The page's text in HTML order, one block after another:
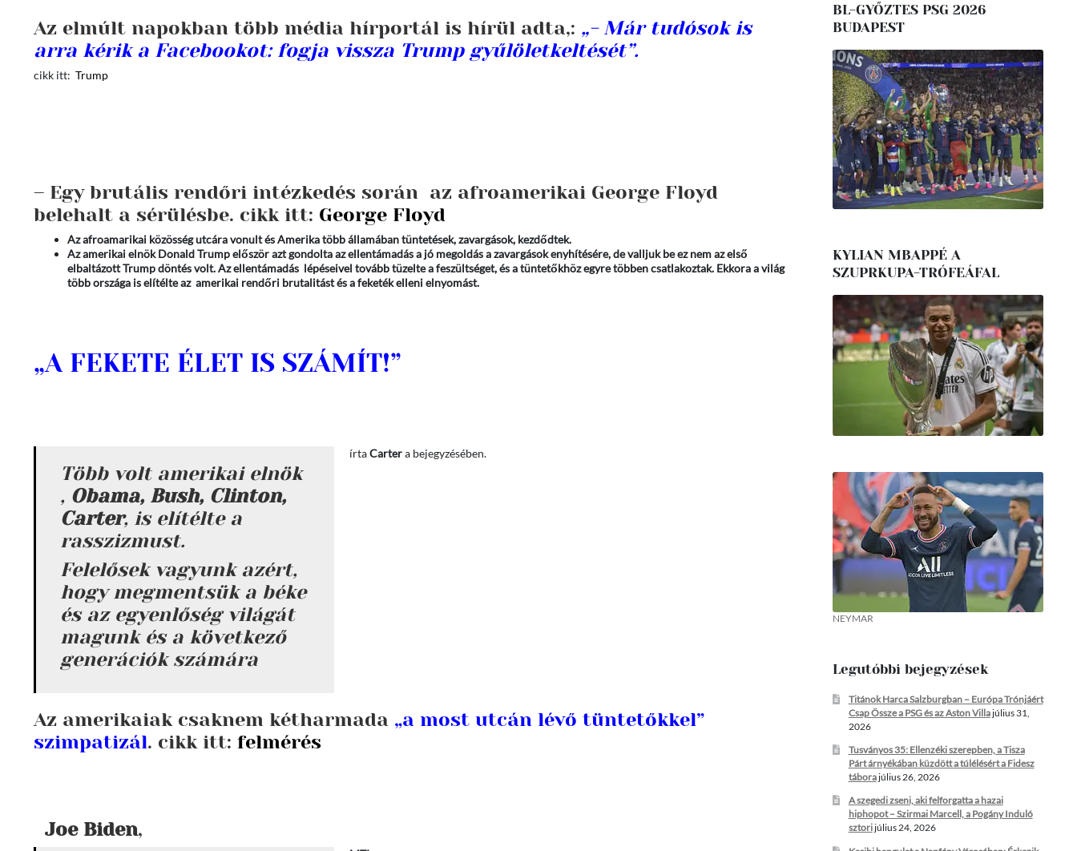
Az elmúlt napokban több média hírportál is hírül adta,: „- Már tudósok is
arra kérik a Facebookot: fogja vissza Trump gyűlöletkeltését”.
cikk itt: Trump
– Egy brutális rendőri intézkedés során az afroamerikai George Floyd
belehalt a sérülésbe. cikk itt: George Floyd
Az afroamarikai közösség utcára vonult és Amerika több államában tüntetések, zavargások, kezdődtek.
Az amerikai elnök Donald Trump először azt gondolta az ellentámadás a jó megoldás a zavargások enyhítésére, de valljuk be ez nem az első
elbaltázott Trump döntés volt. Az ellentámadás lépéseivel tovább tüzelte a feszültséget, és a tüntetőkhöz egyre többen csatlakoztak. Ekkora a világ
több országa is elítélte az amerikai rendőri brutalitást és a feketék elleni elnyomást.
„A FEKETE ÉLET IS SZÁMÍT!”
Több volt amerikai elnök
, Obama, Bush, Clinton,
Carter, is elítélte a
rasszizmust.
Felelősek vagyunk azért,
hogy megmentsük a béke
és az egyenlőség világát
magunk és a következő
generációk számára
írtaCartera bejegyzésében.
Az amerikaiak csaknem kétharmada „a most utcán lévő tüntetőkkel”
szimpatizál. cikk itt: felmérés
Joe Biden,
BL-GYŐZTES PSG 2026
BUDAPEST
KYLIAN MBAPPÉ A
SZUPRKUPA-TRÓFEÁFAL
NEYMAR
Legutóbbi bejegyzések
Titánok Harca Salzburgban – Európa Trónjáért
Csap Össze a PSG és az Aston Villajúlius 31,
2026
Tusványos 35: Ellenzéki szerepben, a Tisza
Párt árnyékában küzdött a túlélésért a Fidesz
táborajúlius 26, 2026
A szegedi zseni, aki felforgatta a hazai
hiphopot – Szirmai Marcell, a Pogány Induló
sztorijúlius 24, 2026